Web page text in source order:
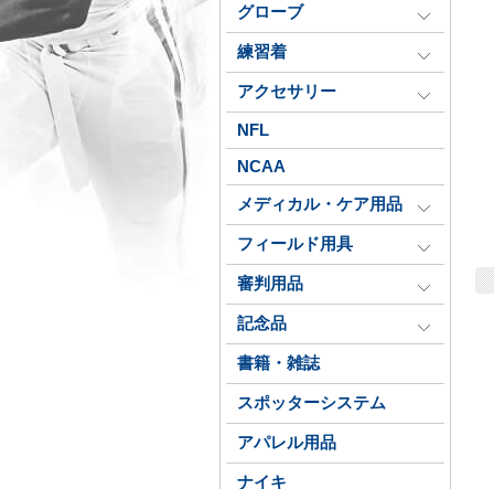
グローブ
練習着
アクセサリー
NFL
NCAA
メディカル・ケア用品
フィールド用具
審判用品
記念品
書籍・雑誌
スポッターシステム
アパレル用品
ナイキ